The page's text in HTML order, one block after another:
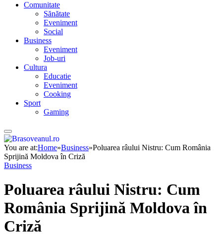
Comunitate
Sănătate
Eveniment
Social
Business
Eveniment
Job-uri
Cultura
Educatie
Eveniment
Cooking
Sport
Gaming
You are at:Home»Business»Poluarea râului Nistru: Cum România
Sprijină Moldova în Criză
Business
Poluarea râului Nistru: Cum
România Sprijină Moldova în
Criză